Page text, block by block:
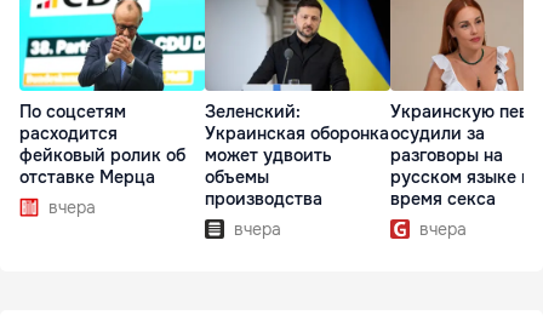
По соцсетям
расходится
фейковый ролик об
отставке Мерца
вчера
Зеленский:
Украинская оборонка
может удвоить
объемы
производства
вчера
Украинскую
осудили за
разговоры на
русском языке во
время секса
вчера